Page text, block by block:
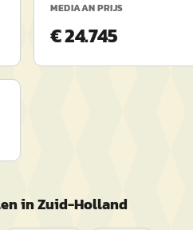
MEDIAAN PRIJS
€ 24.745
inZuid-Holland